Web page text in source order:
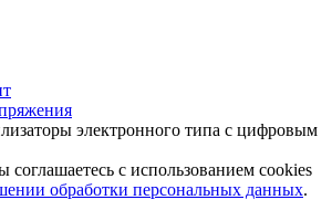
электронного типа с цифровым
соглашаетесь с использованием cookies
обработки персональных данных.